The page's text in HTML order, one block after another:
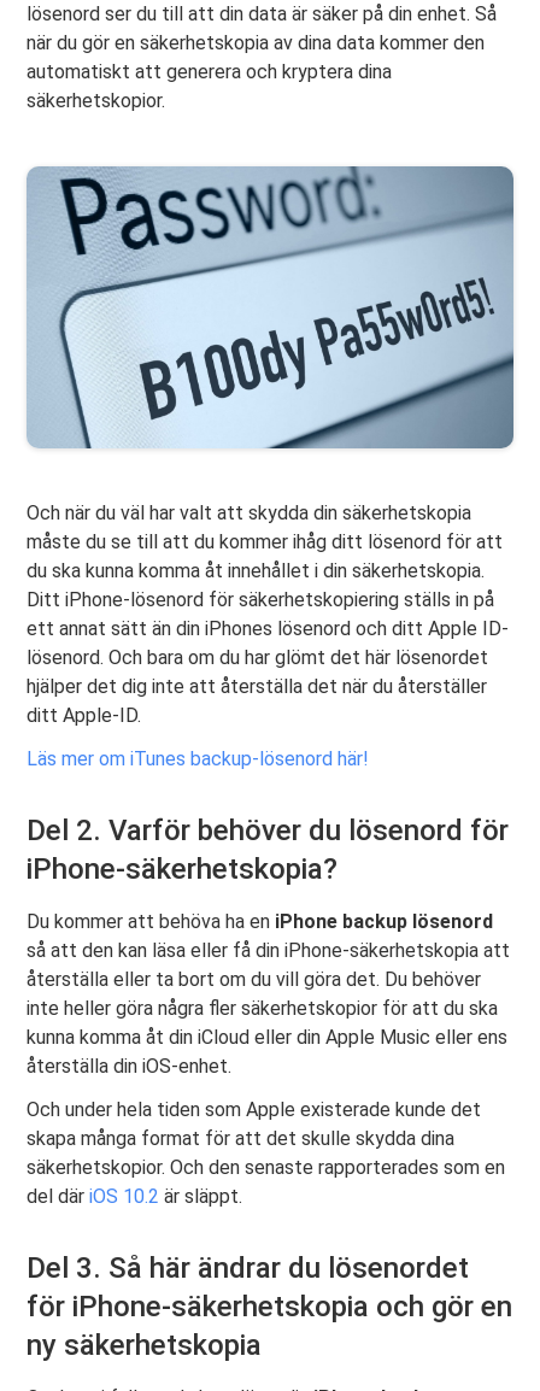
lösenord ser du till att din data är säker på din enhet. Så
när du gör en säkerhetskopia av dina data kommer den
automatiskt att generera och kryptera dina
säkerhetskopior.
Och när du väl har valt att skydda din säkerhetskopia
måste du se till att du kommer ihåg ditt lösenord för att
du ska kunna komma åt innehållet i din säkerhetskopia.
Ditt iPhone-lösenord för säkerhetskopiering ställs in på
ett annat sätt än din iPhones lösenord och ditt Apple ID-
lösenord. Och bara om du har glömt det här lösenordet
hjälper det dig inte att återställa det när du återställer
ditt Apple-ID.
Läs mer om iTunes backup-lösenord här!
Del 2. Varför behöver du lösenord för
iPhone-säkerhetskopia?
Du kommer att behöva ha en iPhone backup lösenord
så att den kan läsa eller få din iPhone-säkerhetskopia att
återställa eller ta bort om du vill göra det. Du behöver
inte heller göra några fler säkerhetskopior för att du ska
kunna komma åt din iCloud eller din Apple Music eller ens
återställa din iOS-enhet.
Och under hela tiden som Apple existerade kunde det
skapa många format för att det skulle skydda dina
säkerhetskopior. Och den senaste rapporterades som en
del där iOS 10.2 är släppt.
Del 3. Så här ändrar du lösenordet
för iPhone-säkerhetskopia och gör en
ny säkerhetskopia